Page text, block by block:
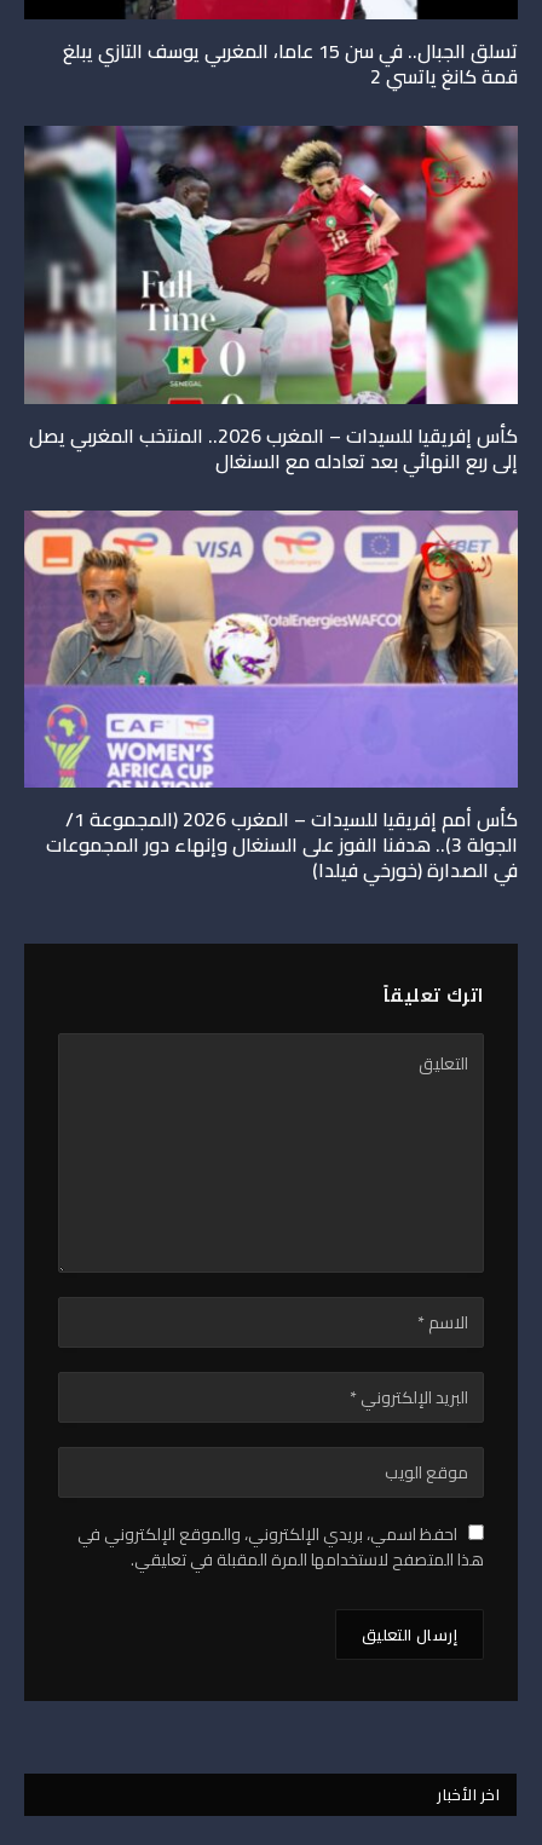
تسلق الجبال.. في سن 15 عاما، المغربي يوسف التازي يبلغ
قمة كانغ ياتسي 2
كأس إفريقيا للسيدات – المغرب 2026.. المنتخب المغربي يصل
إلى ربع النهائي بعد تعادله مع السنغال
كأس أمم إفريقيا للسيدات – المغرب 2026 (المجموعة 1/
الجولة 3).. هدفنا الفوز على السنغال وإنهاء دور المجموعات
في الصدارة (خورخي فيلدا)
اترك تعليقاً
احفظ اسمي، بريدي الإلكتروني، والموقع الإلكتروني في
هذا المتصفح لاستخدامها المرة المقبلة في تعليقي.
اخر الأخبار